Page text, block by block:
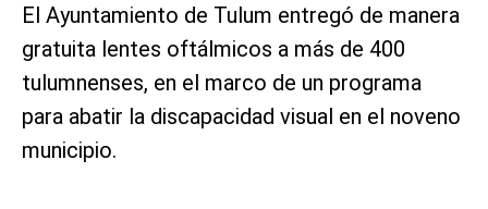
El Ayuntamiento de Tulum entregó de manera
gratuita lentes oftálmicos a más de 400
tulumnenses, en el marco de un programa
para abatir la discapacidad visual en el noveno
municipio.